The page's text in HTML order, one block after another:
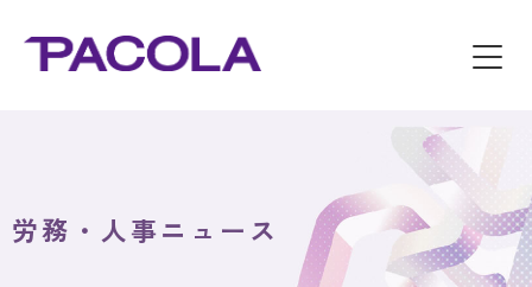
労務・人事ニュース